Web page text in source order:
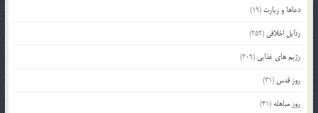
دعاها و زیارت (19)
رذایل اخلاقی (252)
رژیم های غذایی (209)
روز قدس (31)
روز مباهله (41)